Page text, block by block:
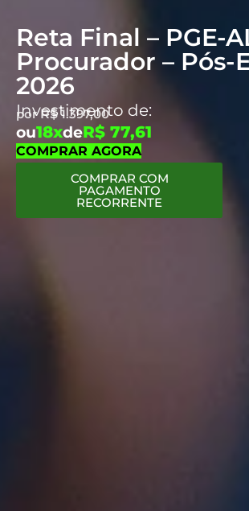
Reta Final – PGE-
Procurador – Pós-
2026
Investimento de:
porR$1.397,00
ou18xdeR$ 77,61
COMPRAR AGORA
COMPRAR COM
PAGAMENTO
RECORRENTE